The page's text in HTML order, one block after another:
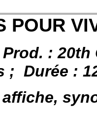
POUR
:
; Durée :
affiche,